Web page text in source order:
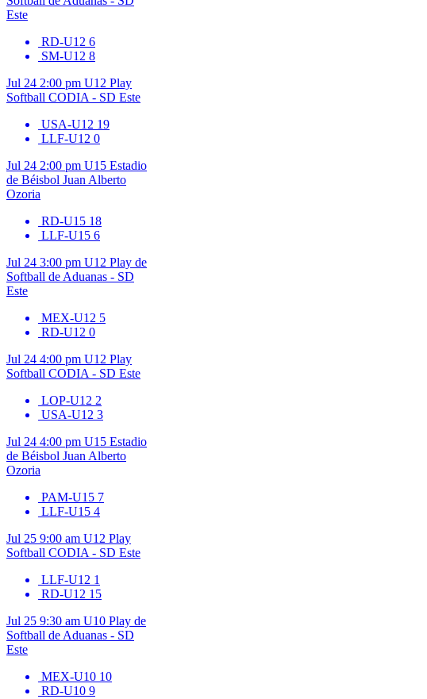
Este
RD-U12 6
SM-U12 8
Jul 24 2:00 pm U12 Play
Softball CODIA - SD Este
USA-U12 19
LLF-U12 0
Jul 24 2:00 pm U15 Estadio
de Béisbol Juan Alberto
Ozoria
RD-U15 18
LLF-U15 6
Jul 24 3:00 pm U12 Play de
Softball de Aduanas - SD
Este
MEX-U12 5
RD-U12 0
Jul 24 4:00 pm U12 Play
Softball CODIA - SD Este
LOP-U12 2
USA-U12 3
Jul 24 4:00 pm U15 Estadio
de Béisbol Juan Alberto
Ozoria
PAM-U15 7
LLF-U15 4
Jul 25 9:00 am U12 Play
Softball CODIA - SD Este
LLF-U12 1
RD-U12 15
Jul 25 9:30 am U10 Play de
Softball de Aduanas - SD
Este
MEX-U10 10
RD-U10 9